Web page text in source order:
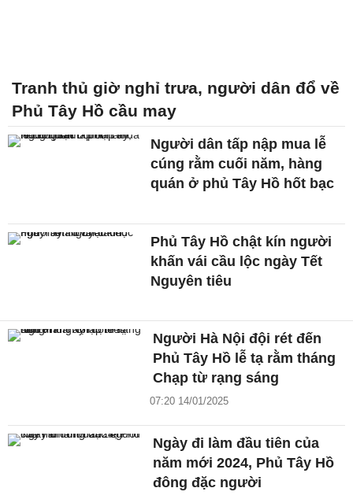
Tranh thủ giờ nghỉ trưa, người dân đổ về
Phủ Tây Hồ cầu may
Người dân tấp nập mua lễ
cúng rằm cuối năm, hàng
quán ở phủ Tây Hồ hốt bạc
Phủ Tây Hồ chật kín người
khấn vái cầu lộc ngày Tết
Nguyên tiêu
Người Hà Nội đội rét đến
Phủ Tây Hồ lễ tạ rằm tháng
Chạp từ rạng sáng
07:20 14/01/2025
Ngày đi làm đầu tiên của
năm mới 2024, Phủ Tây Hồ
đông đặc người